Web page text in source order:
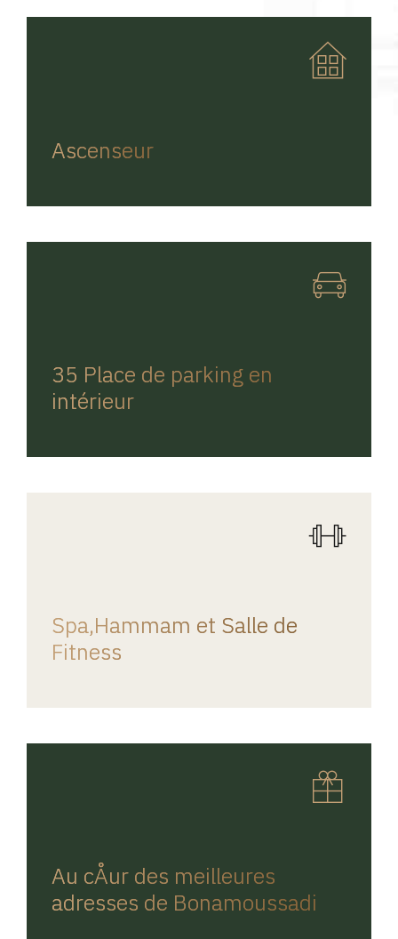
Ascenseur
35 Place de parking en
intérieur
Spa,Hammam et Salle de
Fitness
Au cÅur des meilleures
adresses de Bonamoussadi